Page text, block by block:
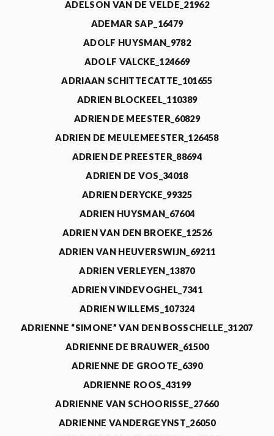
ADELSON VAN DE VELDE_21962
ADEMAR SAP_16479
ADOLF HUYSMAN_9782
ADOLF VALCKE_124669
ADRIAAN SCHITTECATTE_101655
ADRIEN BLOCKEEL_110389
ADRIEN DE MEESTER_60829
ADRIEN DE MEULEMEESTER_126458
ADRIEN DE PREESTER_88694
ADRIEN DE VOS_34018
ADRIEN DERYCKE_99325
ADRIEN HUYSMAN_67604
ADRIEN VAN DEN BROEKE_12526
ADRIEN VAN HEUVERSWIJN_69211
ADRIEN VERLEYEN_13870
ADRIEN VINDEVOGHEL_7341
ADRIEN WILLEMS_107324
ADRIENNE “SIMONE” VAN DEN BOSSCHELLE_31207
ADRIENNE DE BRAUWER_61500
ADRIENNE DE GROOTE_6390
ADRIENNE ROOS_43199
ADRIENNE VAN SCHOORISSE_27660
ADRIENNE VANDERGEYNST_26050